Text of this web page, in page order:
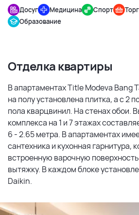
Досуг Медицина Спорт
Образование
Отделка квартиры
В апартаментах Title Modeva Bang
на полу установлена плитка, а с 2
пола кварцвинил. На стенах обои.
комплекса на 1 и 7 этажах
6 - 2.65 метра. В апартаментах
сантехника и кухонная гарнитура,
встроенную варочную
вытяжку. В каждом блоке
Daikin.